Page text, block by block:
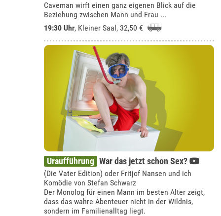
Caveman wirft einen ganz eigenen Blick auf die
Beziehung zwischen Mann und Frau ...
19:30 Uhr, Kleiner Saal , 32,50 €
Uraufführung War das jetzt schon Sex?
(Die Vater Edition) oder Fritjof Nansen und ich
Komödie von Stefan Schwarz
Der Monolog für einen Mann im besten Alter zeigt,
dass das wahre Abenteuer nicht in der Wildnis,
sondern im Familienalltag liegt.